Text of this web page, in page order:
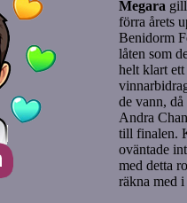
Megara
förra årets
Benidorm
låten som
helt klart
de vann,
Andra
till finalen.
oväntade
med detta
räkna med